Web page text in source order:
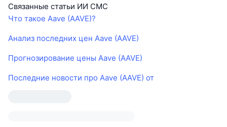
Связанные статьи ИИ CMC
Что такое Aave (AAVE)?
Анализ последних цен Aave (AAVE)
Прогнозирование цены Aave (AAVE)
Последние новости про Aave (AAVE) от